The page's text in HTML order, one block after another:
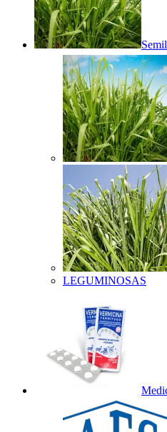
LEGUMINOSAS